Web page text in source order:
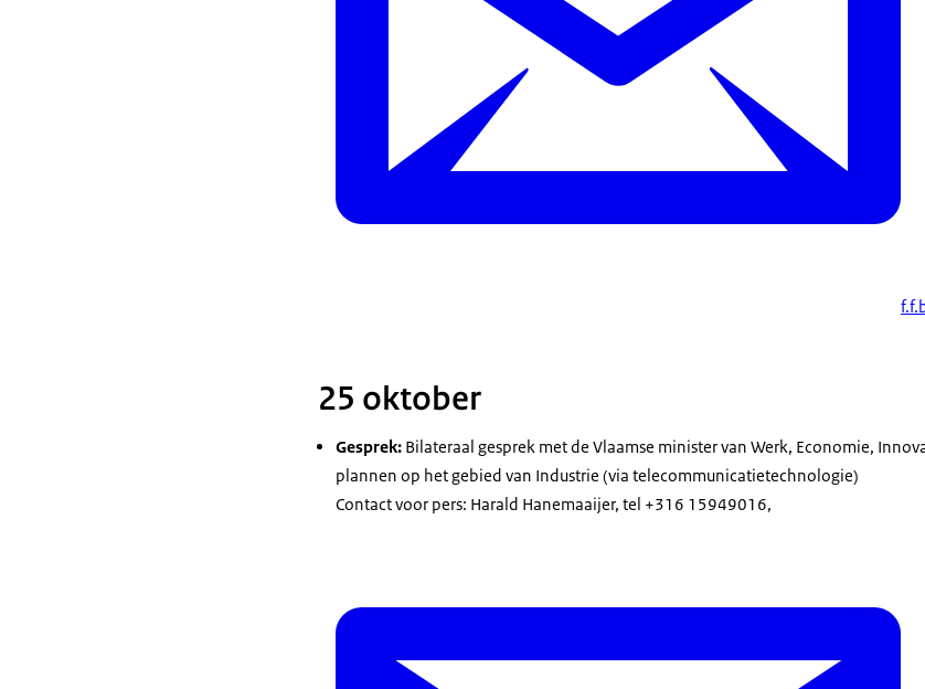
25 oktober
Gesprek: Bilateraal gesprek met de Vlaamse minister van Werk, Economie,
plannen op het gebied van Industrie (via telecommunicatietechnologie)
Contact voor pers: Harald Hanemaaijer, tel +316 15949016,